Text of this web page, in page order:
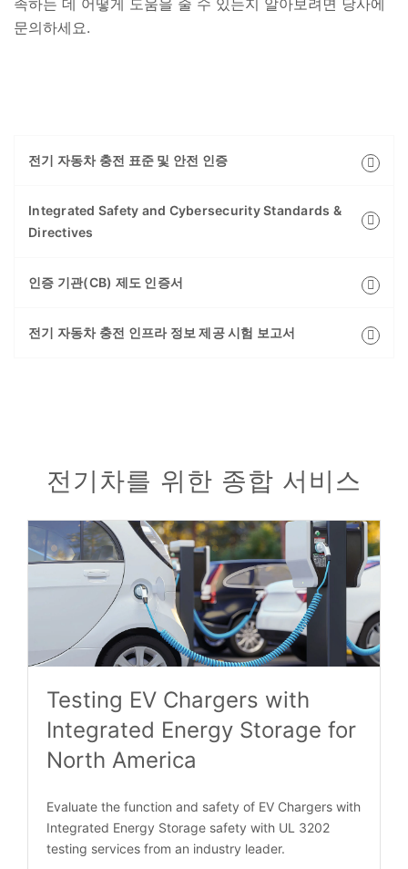
족하는 데 어떻게 도움을 줄 수 있는지 알아보려면 당사에
문의하세요.
전기 자동차 충전 표준 및 안전 인증
Integrated Safety and Cybersecurity Standards &
Directives​
인증 기관(CB) 제도 인증서
전기 자동차 충전 인프라 정보 제공 시험 보고서
전기차를 위한 종합 서비스
Testing EV Chargers with
Integrated Energy Storage for
North America
Evaluate the function and safety of EV Chargers with
Integrated Energy Storage safety with UL 3202
testing services from an industry leader.